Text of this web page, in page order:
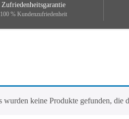
Zufriedenheitsgarantie
100 % Kundenzufriedenheit
wurden keine Produkte gefunden, die